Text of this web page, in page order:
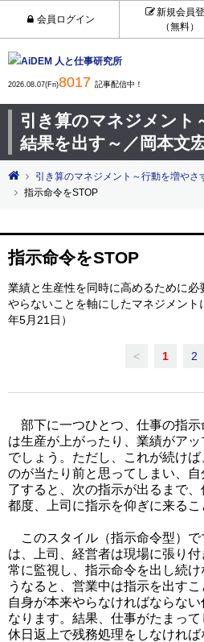
会員ログイン
新規会員
（無料）
2026.08.07(Fri)8017 記事配信中！
引き算のマネジメント
結果を出す～／岡本文
引き算のマネジメント～行動を増や
指示命令をSTOP
指示命令をSTOP
業績と生産性を同時に高めるために必
やらないことを軸にしたマネジメン
年5月21日）
< 1 2
部下に一つひとつ、仕事の指示
は生産が上がったり、業績がア
でしょう。ただし、これが続け
のが当たり前と思ってしまい、
了すると、次の指示が出るまで
都度、上司に指示を仰ぎに来るこ
このスタイル（指示命令型）で
は、上司、経営者は現場に張り
常に監視し、指示命令を出し続
うなると、営業中は指示を出すこ
自身が本来やらなければならな
なります。結果、仕事がたまって
休日返上で残務処理をしなければ